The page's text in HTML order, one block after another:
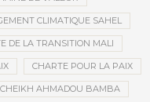
CLIMATIQUE SAHEL
DE LA TRANSITION MALI
CHARTE POUR LA PAIX
CHEIKH AHMADOU BAMBA